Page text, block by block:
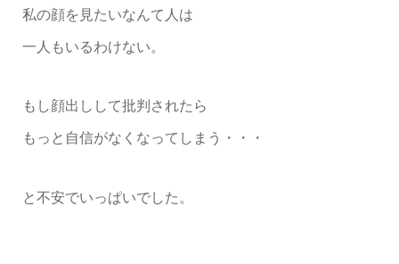
私の顔を見たいなんて人は
一人もいるわけない。
もし顔出しして批判されたら
もっと自信がなくなってしまう・・・
と不安でいっぱいでした。